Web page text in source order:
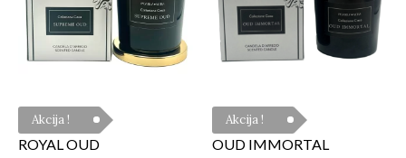
Akcija !
ROYAL OUD
Akcija !
OUD IMMORTAL